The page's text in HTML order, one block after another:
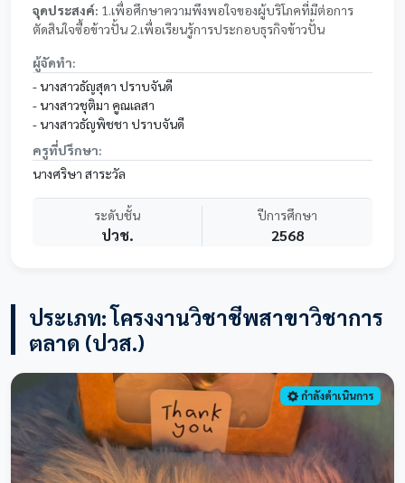
จุดประสงค์: 1.เพื่อศึกษาความพึงพอใจของผู้บริโภคที่มีต่อการ
ตัดสินใจซื้อข้าวปั้น 2.เพื่อเรียนรู้การประกอบธุรกิจข้าวปั้น
ผู้จัดทำ:
- นางสาวธัญสุดา ปราบจันดี
- นางสาวชุติมา คูณเลสา
- นางสาวธัญพิชชา ปราบจันดี
ครูที่ปรึกษา:
นางศริษา สาระวัล
ระดับชั้น
ปวช.
ปีการศึกษา
2568
ประเภท: โครงงานวิชาชีพสาขาวิชาการ
ตลาด (ปวส.)
กำลังดำเนินการ